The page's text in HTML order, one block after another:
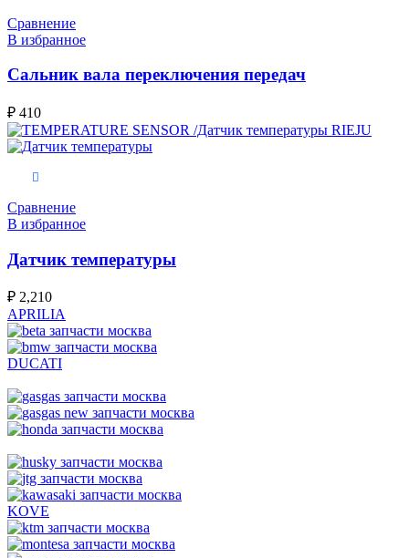
Сравнение
В избранное
Сальник вала переключения передач
₽ 410
Сравнение
В избранное
Датчик температуры
₽ 2,210
APRILIA
DUCATI
KOVE